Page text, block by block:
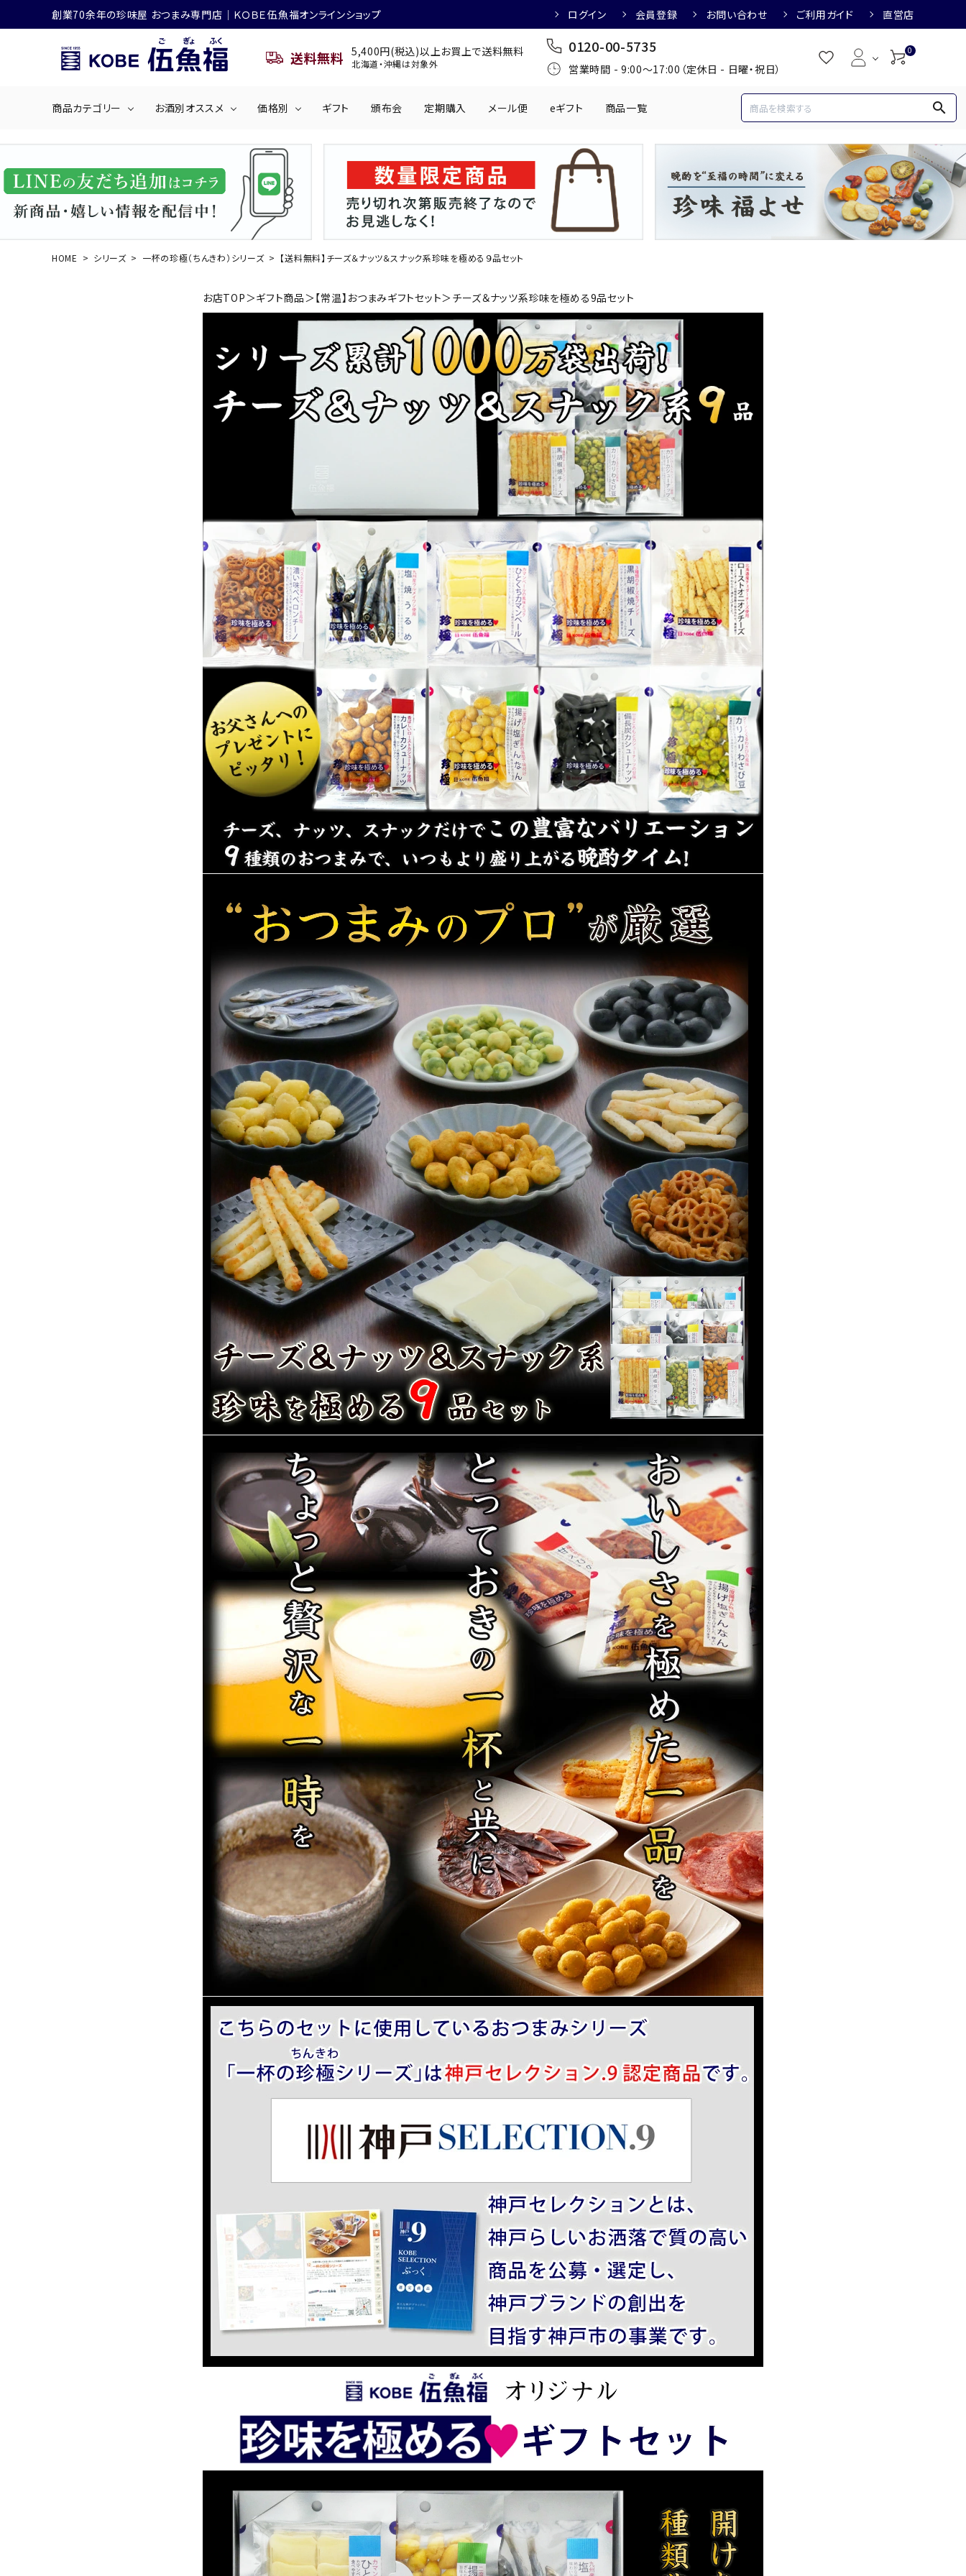
創業70余年の珍味屋 おつまみ専門店│ＫＯＢＥ伍魚福オンラインショップ ログイン 会員登録 お問い合わせ ご利用ガイド 直営店
送料無料 5,400円(税込)以上お買上で送料無料
北海道・沖縄は対象外
0120-00-5735
営業時間 - 9:00～17:00（定休日 - 日曜・祝日）
0
商品カテゴリー
くぎ煮 海産物 乳製品 かわきもの
佃煮・ごはんのおとも 丸う
お酒別オススメ
日本酒におすすめ 焼酎におすすめ
価格別
501円～1,000円 1,001円～2,000円 2,001円～3,000円 3,001円～4,000円
4,001円～5,000円 5,001円～
ギフト 頒布会 定期購入 メール便 eギフト 商品一覧 search
ACCOUNT MENU
ログイン 会員登録
HOME シリーズ 一杯の珍極（ちんきわ）シリーズ 【送料無料】チーズ＆ナッツ＆スナック系珍味を極める９品セット
お店TOP＞ギフト商品＞【常温】おつまみギフトセット＞チーズ＆ナッツ系珍味を極める9品セット